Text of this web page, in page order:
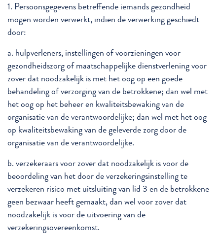
1. Persoonsgegevens betreffende iemands gezondheid
mogen worden verwerkt, indien de verwerking geschiedt
door:
a. hulpverleners, instellingen of voorzieningen voor
gezondheidszorg of maatschappelijke dienstverlening voor
zover dat noodzakelijk is met het oog op een goede
behandeling of verzorging van de betrokkene; dan wel met
het oog op het beheer en kwaliteitsbewaking van de
organisatie van de verantwoordelijke; dan wel met het oog
op kwaliteitsbewaking van de geleverde zorg door de
organisatie van de verantwoordelijke.
b. verzekeraars voor zover dat noodzakelijk is voor de
beoordeling van het door de verzekeringsinstelling te
verzekeren risico met uitsluiting van lid 3 en de betrokkene
geen bezwaar heeft gemaakt, dan wel voor zover dat
noodzakelijk is voor de uitvoering van de
verzekeringsovereenkomst.